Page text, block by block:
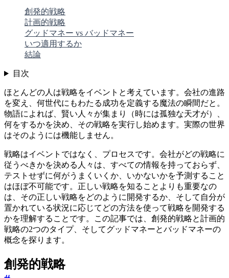
創発的戦略
計画的戦略
グッドマネー vs バッドマネー
いつ適用するか
結論
目次
ほとんどの人は戦略をイベントと考えています。会社の進路
を変え、何世代にもわたる成功を定義する魔法の瞬間だと。
物語によれば、賢い人々が集まり（時には孤独な天才が）、
何をするかを決め、その戦略を実行し始めます。実際の世界
はそのようには機能しません。
戦略はイベントではなく、プロセスです。会社がどの戦略に
従うべきかを決める人々は、すべての情報を持っておらず、
テストせずに何がうまくいくか、いかないかを予測すること
はほぼ不可能です。正しい戦略を知ることよりも重要なの
は、その正しい戦略をどのように開発するか、そして自分が
置かれている状況に応じてどの方法を使って戦略を開発する
かを理解することです。この記事では、創発的戦略と計画的
戦略の2つのタイプ、そしてグッドマネーとバッドマネーの
概念を探ります。
創発的戦略